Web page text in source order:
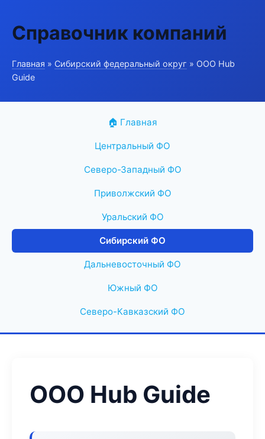
Справочник компаний
Главная » Сибирский федеральный округ » ООО Hub
Guide
🏠 Главная
Центральный ФО
Северо-Западный ФО
Приволжский ФО
Уральский ФО
Сибирский ФО
Дальневосточный ФО
Южный ФО
Северо-Кавказский ФО
ООО Hub Guide